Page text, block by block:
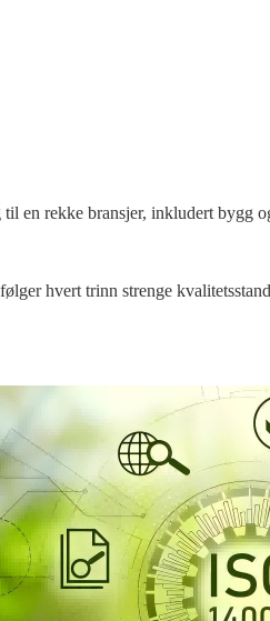
en rekke bransjer, inkludert bygg
hvert trinn strenge